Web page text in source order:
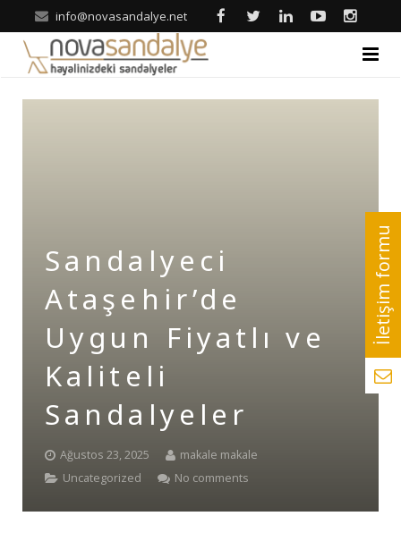
info@novasandalye.net
ANASAYFA
Metal Sandalye
Tonet-Thonet Sandalye
Hilton & Banket Sandalyeler
Klasik Sandalye
Bar Sandalyesi
Plastik Sandalye
Nova | Blog
İLETİŞİM
Sandalyeci
Ataşehir’de
Uygun Fiyatlı ve
Kaliteli
Sandalyeler
Ağustos 23, 2025
makale makale
Uncategorized
No comments